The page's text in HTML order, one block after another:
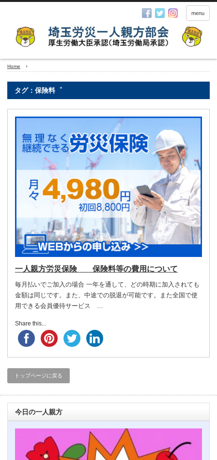
menu
Home
タグ：保険料゜
一人親方労災保険 保険料等の費用について
毎月払いでご加入の場合 一年を通して、どの時期に加入されても
金額は同じです。また、中途での脱退が可能です。また全国で使
用できる会員優待サービス …
Share this...
トップページに戻る
今日の一人親方